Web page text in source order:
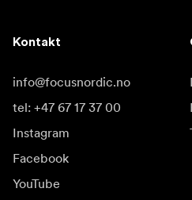
Kontakt
info@focusnordic.no
tel: +47 67 17 37 00
Instagram
Facebook
YouTube